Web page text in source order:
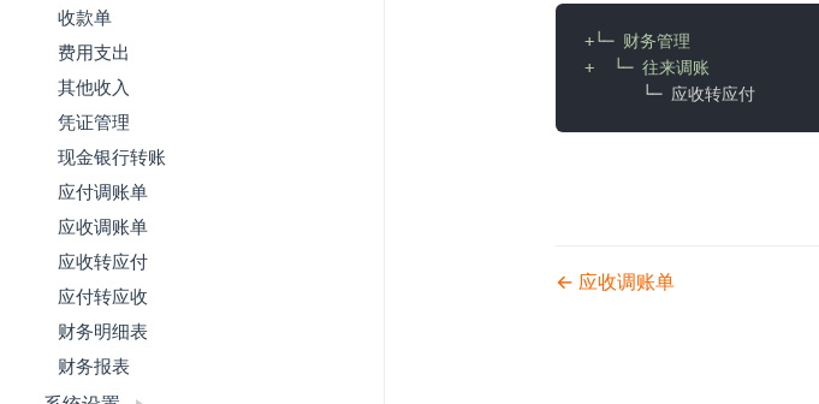
收款单
费用支出
其他收入
凭证管理
现金银行转账
应付调账单
应收调账单
应收转应付
应付转应收
财务明细表
财务报表
+└─ 财务管理
+  └─ 往来调账
      └─ 应收转应付
应收调账单